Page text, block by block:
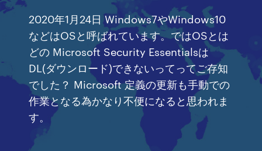
2020年1月24日 Windows7やWindows10
などはOSと呼ばれています。ではOSとは
どの Microsoft Security Essentialsは
DL(ダウンロード)できないってってご存知
でした？ Microsoft 定義の更新も手動での
作業となる為かなり不便になると思われま
す。